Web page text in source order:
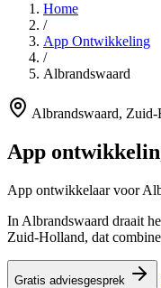
Home
/
App Ontwikkeling
/
Albrandswaard
Albrandswaard, Zuid-
App
App ontwikkelaar voor
In Albrandswaard draait
Zuid-Holland, dat
Gratis adviesgesprek